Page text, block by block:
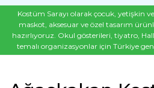
Kostüm Sarayı olarak çocuk, yetişkin
maskot, aksesuar ve özel tasarım
hazırlıyoruz. Okul gösterileri, tiyatro,
temalı organizasyonlar için Türkiye